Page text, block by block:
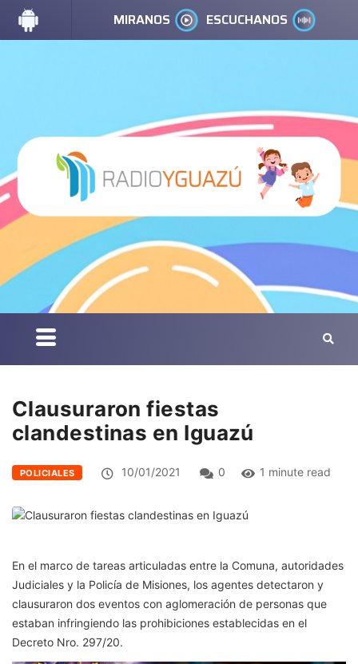
MIRANOS ESCUCHANOS
Clausuraron fiestas
clandestinas en Iguazú
POLICIALES 10/01/2021 0 1 minute read
En el marco de tareas articuladas entre la Comuna, autoridades
Judiciales y la Policía de Misiones, los agentes detectaron y
clausuraron dos eventos con aglomeración de personas que
estaban infringiendo las prohibiciones establecidas en el
Decreto Nro. 297/20.